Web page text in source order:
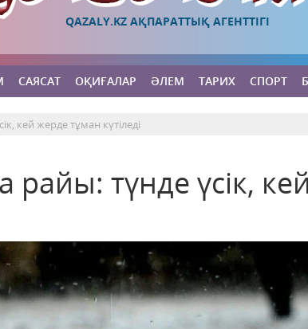
QAZALY.KZ АҚПАРАТТЫҚ АГЕНТТІГІ
САЯСАТ ОҚИҒАЛАР ӘЛЕМ ТАРИХ СПОРТ
кей жерде тұман күтіледі
райы: түнде үсік, кей